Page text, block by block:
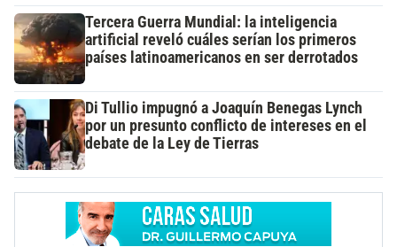
Tercera Guerra Mundial: la inteligencia
artificial reveló cuáles serían los primeros
países latinoamericanos en ser derrotados
Di Tullio impugnó a Joaquín Benegas Lynch
por un presunto conflicto de intereses en el
debate de la Ley de Tierras